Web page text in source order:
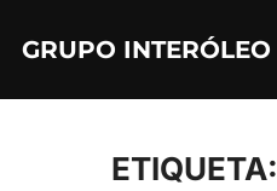
GRUPO INTERÓLEO
ETIQUETA: